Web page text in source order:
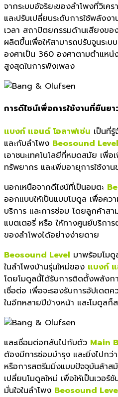
จากระบบอัจริยะของลำโพงที่วิเ
และปรับเปลี่ยนระดับการใช้พลังง
เวลา สถาปัตยกรรมด้านเสียงขอ
ผลิตขึ้นเพื่อให้สามารถปรับจูนระ
องศาเป็น 360 องศาตามตำแหน่
สูงสุดในการฟังเพลง
การดีไซน์เพื่อการใช้งานที่ยืนยา
แบงก์ แอนด์ โอลาฟเซ่น เป็นที่
และกับลำโพง Beosound Level
เอาชนะเทคโนโลยีที่หมดสมัย เพื่อ
ทรัพยากร และเพิ่มอายุการใช้งา
นอกเหนือจากดีไซน์ที่เป็นอมตะ
ออกแบบให้เป็นแบบโมดูล เพื่อคว
บริการ และการซ่อม โดยลูกค้าสา
แบตเตอรี่ หรือ ให้ทางศูนย์บริกา
ของลำโพงได้อย่างง่ายดาย
Beosound Level มาพร้อมโม
ในลำโพงบ้านรุ่นใหม่ของ แบงก์
โดยโมดูลนี้ได้รับการติดตั้งพลังก
เชื่อต่อ เพื่อจะรองรับการอัปเดต
ในอีกหลายปีข้างหน้า และโมดูลก็
และเชื่อมต่อกลับไปกับตัว Main
ต้องมีการซ่อมบำรุง และยิ่งไปกว่
หรือการสตรีมมิ่งแบบปัจจุบันล้าส
เปลี่ยนโมดูลใหม่ เพื่อให้เป็นเวอร์
มั่นใจในลำโพง Beosound